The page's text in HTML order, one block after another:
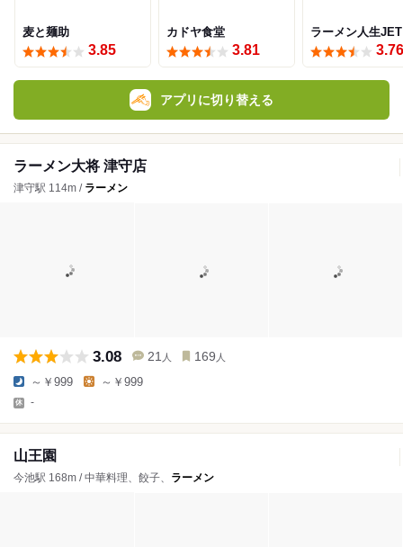
麦と麺助
3.85
カドヤ食堂
3.81
ラーメン人生JET
3.76
アプリに切り替える
ラーメン大将 津守店
津守駅 114m / ラーメン
3.08 21 人 169 人
～￥999 ～￥999
-
山王園
今池駅 168m / 中華料理、餃子、 ラーメン